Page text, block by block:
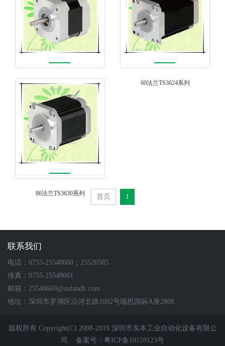
42法兰TS3667系列 60法兰TS3624系列
86法兰TS3630系列 首页 1
联系我们
电话：0755-25548660；25526585
传真：0755-25548661
邮箱：25548660@szdandb.com
地址：深圳市罗湖区沿河北路1002号瑞思国际A座2808
版权所有 Copyright(C) 2008-2019 深圳市东本工业自动化设备有限公
司 备案号：粤ICP备19159123号